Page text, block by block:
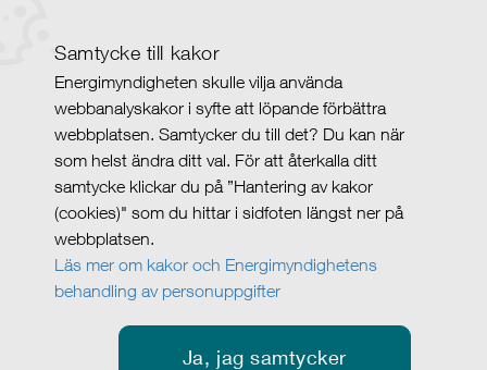
Samtycke till kakor
Energimyndigheten skulle vilja använda
webbanalyskakor i syfte att löpande förbättra
webbplatsen. Samtycker du till det? Du kan när
som helst ändra ditt val. För att återkalla ditt
samtycke klickar du på ”Hantering av kakor
(cookies)" som du hittar i sidfoten längst ner på
webbplatsen.
Läs mer om kakor och Energimyndighetens
behandling av personuppgifter
Ja, jag samtycker